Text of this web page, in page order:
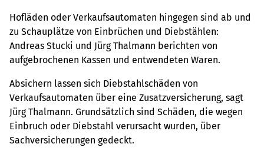
Hofläden oder Verkaufsautomaten hingegen sind ab und
zu Schauplätze von Einbrüchen und Diebstählen:
Andreas Stucki und Jürg Thalmann berichten von
aufgebrochenen Kassen und entwendeten Waren.
Absichern lassen sich Diebstahlschäden von
Verkaufsautomaten über eine Zusatzversicherung, sagt
Jürg Thalmann. Grundsätzlich sind Schäden, die wegen
Einbruch oder Diebstahl verursacht wurden, über
Sachversicherungen gedeckt.